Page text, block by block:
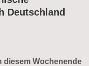
Deutschland
diesem Wochenende